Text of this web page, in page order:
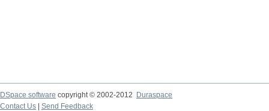
DSpace software copyright © 2002-2012
Duraspace
Contact Us
Send Feedback